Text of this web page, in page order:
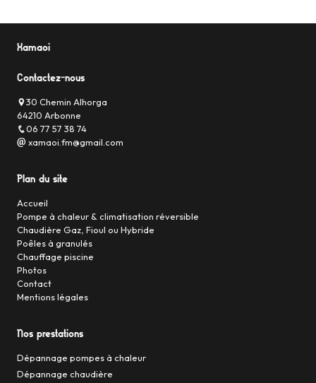
Xamaoi
Contactez-nous
30 Chemin Alhorga
64210 Arbonne
06 77 57 38 74
xamaoi.fm@gmail.com
Plan du site
Accueil
Pompe à chaleur & climatisation réversible
Chaudière Gaz, Fioul ou Hybride
Poêles à granulés
Chauffage piscine
Photos
Contact
Mentions légales
Nos prestations
Dépannage pompes à chaleur
Dépannage chaudière